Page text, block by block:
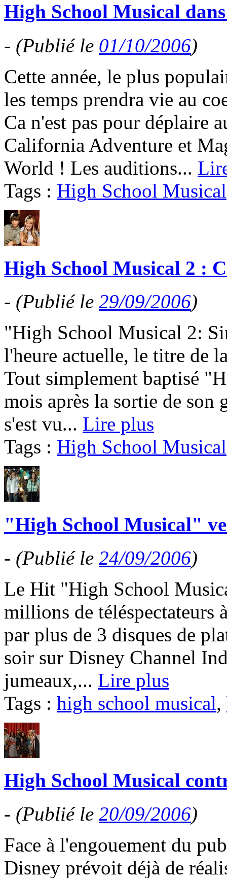
High School Musical
- (Publié le 01/10/2006)
Cette année, le plus
les temps prendra vie au
Ca n'est pas pour déplaire
California Adventure et
World ! Les auditions...
Tags : High School Musical
High School Musical 2 :
- (Publié le 29/09/2006)
"High School Musical 2:
l'heure actuelle, le titre de
Tout simplement baptisé
mois après la sortie de son
s'est vu... Lire plus
Tags : High School Musical
"High School Musical"
- (Publié le 24/09/2006)
Le Hit "High School
millions de téléspectateurs
par plus de 3 disques de
soir sur Disney Channel
jumeaux,... Lire plus
Tags : high school musical,
High School Musical
- (Publié le 20/09/2006)
Face à l'engouement du
Disney prévoit déjà de